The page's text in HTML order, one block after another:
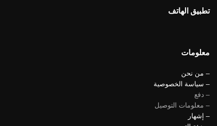
تطبيق الهاتف
معلومات
– من نحن
– سياسة الخصوصية
– دفع
– معلومات التوصيل
– إشهار